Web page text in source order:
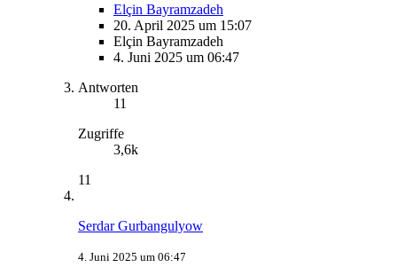
Elçin Bayramzadeh
20. April 2025 um 15:07
Elçin Bayramzadeh
4. Juni 2025 um 06:47
Antworten
11
Zugriffe
3,6k
11
Serdar Gurbangulyow
4. Juni 2025 um 06:47